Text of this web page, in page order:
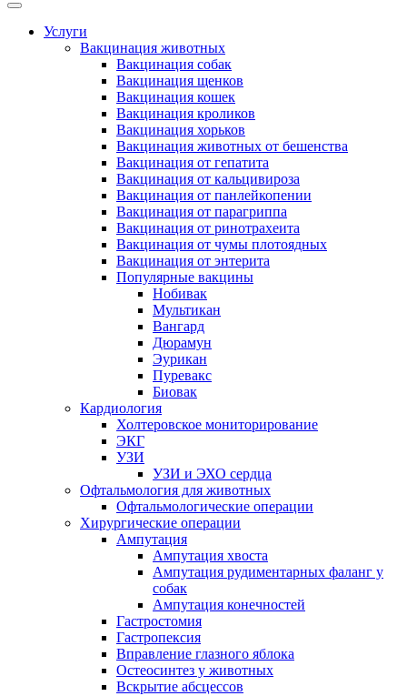
Услуги
Вакцинация животных
Вакцинация собак
Вакцинация щенков
Вакцинация кошек
Вакцинация кроликов
Вакцинация хорьков
Вакцинация животных от бешенства
Вакцинация от гепатита
Вакцинация от кальцивироза
Вакцинация от панлейкопении
Вакцинация от парагриппа
Вакцинация от ринотрахеита
Вакцинация от чумы плотоядных
Вакцинация от энтерита
Популярные вакцины
Нобивак
Мультикан
Вангард
Дюрамун
Эурикан
Пуревакс
Биовак
Кардиология
Холтеровское мониторирование
ЭКГ
УЗИ
УЗИ и ЭХО сердца
Офтальмология для животных
Офтальмологические операции
Хирургические операции
Ампутация
Ампутация хвоста
Ампутация рудиментарных фаланг у
собак
Ампутация конечностей
Гастростомия
Гастропексия
Вправление глазного яблока
Остеосинтез у животных
Вскрытие абсцессов